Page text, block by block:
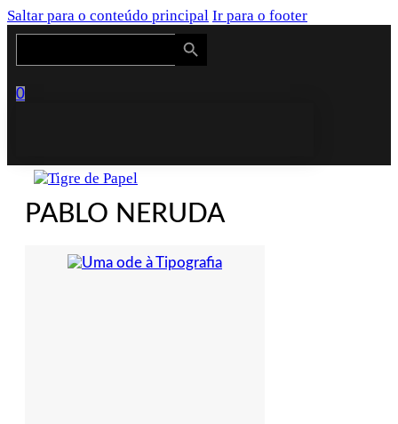
Saltar para o conteúdo principal Ir para o footer
Search
Search Button
0
PABLO NERUDA